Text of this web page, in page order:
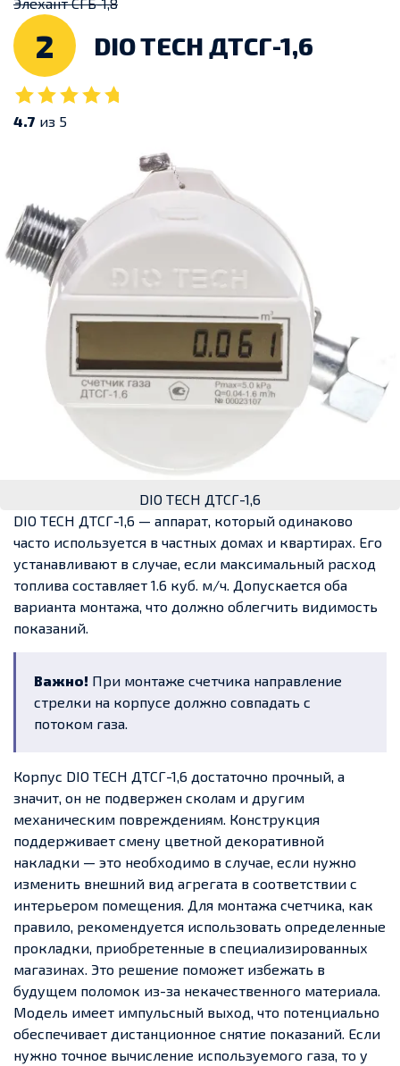
2 DIO TECH ДТСГ-1,6
4.7 из 5
DIO TECH ДТСГ-1,6
DIO TECH ДТСГ-1,6 — аппарат, который одинаково
часто используется в частных домах и квартирах. Его
устанавливают в случае, если максимальный расход
топлива составляет 1.6 куб. м/ч. Допускается оба
варианта монтажа, что должно облегчить видимость
показаний.
Важно! При монтаже счетчика направление
стрелки на корпусе должно совпадать с
потоком газа.
Корпус DIO TECH ДТСГ-1,6 достаточно прочный, а
значит, он не подвержен сколам и другим
механическим повреждениям. Конструкция
поддерживает смену цветной декоративной
накладки — это необходимо в случае, если нужно
изменить внешний вид агрегата в соответствии с
интерьером помещения. Для монтажа счетчика, как
правило, рекомендуется использовать определенные
прокладки, приобретенные в специализированных
магазинах. Это решение поможет избежать в
будущем поломок из-за некачественного материала.
Модель имеет импульсный выход, что потенциально
обеспечивает дистанционное снятие показаний. Если
нужно точное вычисление используемого газа, то у